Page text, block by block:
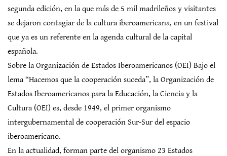
segunda edición, en la que más de 5 mil madrileños y visitantes
se dejaron contagiar de la cultura iberoamericana, en un festival
que ya es un referente en la agenda cultural de la capital
española.
Sobre la Organización de Estados Iberoamericanos (OEI) Bajo el
lema “Hacemos que la cooperación suceda”, la Organización de
Estados Iberoamericanos para la Educación, la Ciencia y la
Cultura (OEI) es, desde 1949, el primer organismo
intergubernamental de cooperación Sur-Sur del espacio
iberoamericano.
En la actualidad, forman parte del organismo 23 Estados